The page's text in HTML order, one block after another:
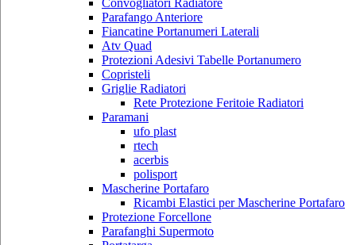
Parafango Anteriore
Fiancatine Portanumeri Laterali
Atv Quad
Protezioni Adesivi Tabelle Portanumero
Copristeli
Griglie Radiatori
Rete Protezione Feritoie Radiatori
Paramani
ufo plast
rtech
acerbis
polisport
Mascherine Portafaro
Ricambi Elastici per Mascherine Portafaro
Protezione Forcellone
Parafanghi Supermoto